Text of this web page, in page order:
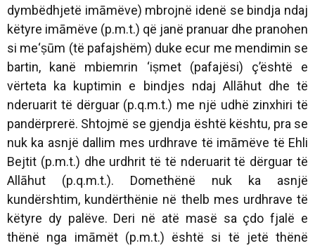
dymbëdhjetë imāmëve) mbrojnë idenë se bindja ndaj
këtyre imāmëve (p.m.t.) që janë pranuar dhe pranohen
si me‘ṣūm (të pafajshëm) duke ecur me mendimin se
bartin, kanë mbiemrin ‘iṣmet (pafajësi) ç’është e
vërteta ka kuptimin e bindjes ndaj Allāhut dhe të
nderuarit të dërguar (p.q.m.t.) me një udhë zinxhiri të
pandërprerë. Shtojmë se gjendja është kështu, pra se
nuk ka asnjë dallim mes urdhrave të imāmëve të Ehli
Bejtit (p.m.t.) dhe urdhrit të të nderuarit të dërguar të
Allāhut (p.q.m.t.). Domethënë nuk ka asnjë
kundërshtim, kundërthënie në thelb mes urdhrave të
këtyre dy palëve. Deri në atë masë sa çdo fjalë e
thënë nga imāmët (p.m.t.) është si të jetë thënë